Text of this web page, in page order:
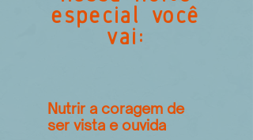
especial você
vai:
Nutrir a coragem de
ser vista e ouvida